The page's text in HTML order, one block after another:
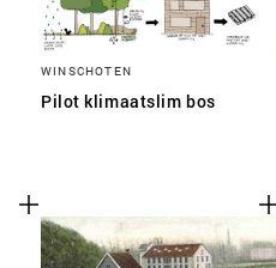
WINSCHOTEN
Pilot klimaatslim bos